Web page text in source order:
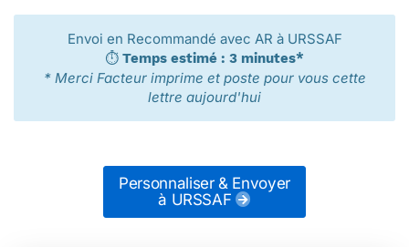
Envoi en Recommandé avec AR à URSSAF
⏱️ Temps estimé : 3 minutes*
* Merci Facteur imprime et poste pour vous cette
lettre aujourd'hui
Personnaliser & Envoyer
à URSSAF